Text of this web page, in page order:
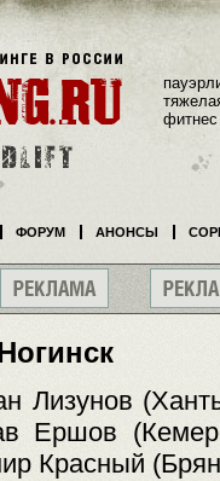
Лизунов
Ершов
Красный
фитнес
ФОРУМ АНОНСЫ